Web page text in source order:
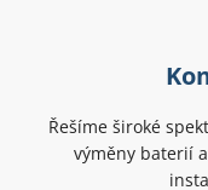
Řešíme široké
výměny baterií